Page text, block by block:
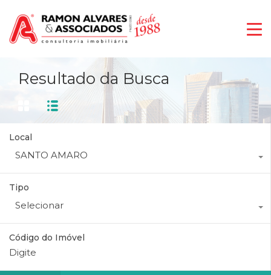
Resultado da Busca
Local
SANTO AMARO
Tipo
Selecionar
Código do Imóvel